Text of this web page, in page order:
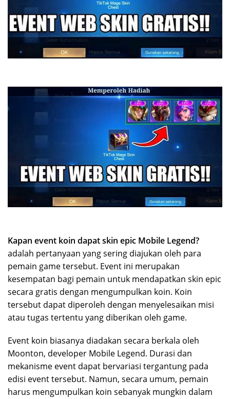
Kapan event koin dapat skin epic Mobile Legend?
adalah pertanyaan yang sering diajukan oleh para
pemain game tersebut. Event ini merupakan
kesempatan bagi pemain untuk mendapatkan skin epic
secara gratis dengan mengumpulkan koin. Koin
tersebut dapat diperoleh dengan menyelesaikan misi
atau tugas tertentu yang diberikan oleh game.
Event koin biasanya diadakan secara berkala oleh
Moonton, developer Mobile Legend. Durasi dan
mekanisme event dapat bervariasi tergantung pada
edisi event tersebut. Namun, secara umum, pemain
harus mengumpulkan koin sebanyak mungkin dalam